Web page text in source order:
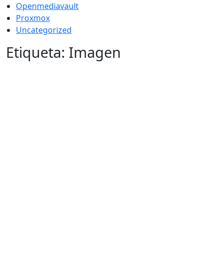
Openmediavault
Proxmox
Uncategorized
Etiqueta: Imagen